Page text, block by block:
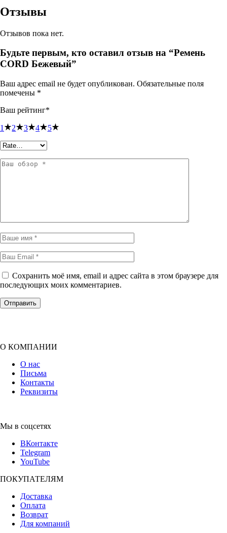
Отзывы
Отзывов пока нет.
Будьте первым, кто оставил отзыв на “Ремень
CORD Бежевый”
Ваш адрес email не будет опубликован. Обязательные поля
помечены *
Ваш рейтинг*
1 2 3 4 5
Сохранить моё имя, email и адрес сайта в этом браузере для
последующих моих комментариев.
Отправить
О КОМПАНИИ
О нас
Письма
Контакты
Реквизиты
Мы в соцсетях
ВКонтакте
Telegram
YouTube
ПОКУПАТЕЛЯМ
Доставка
Оплата
Возврат
Для компаний